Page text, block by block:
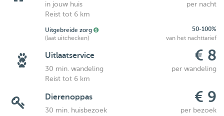
in jouw huis
per nacht
Reist tot 6 km
Uitgebreide zorg
50-100%
(laat uitchecken)
van het nachttarief
Uitlaatservice € 8
30 min. wandeling
per wandeling
Reist tot 6 km
Dierenoppas € 9
30 min. huisbezoek
per bezoek